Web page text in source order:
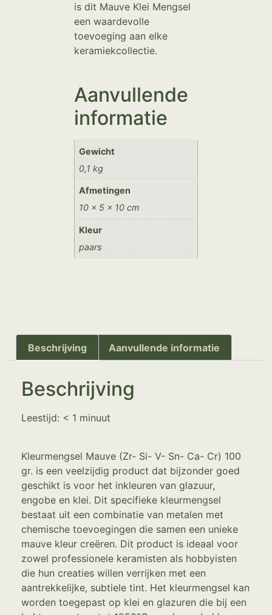
is dit Mauve Klei Mengsel
een waardevolle
toevoeging aan elke
keramiekcollectie.
Aanvullende
informatie
Gewicht
0,1 kg
Afmetingen
10 × 5 × 10 cm
Kleur
paars
Beschrijving Aanvullende informatie
Beschrijving
Leestijd: < 1 minuut
Kleurmengsel Mauve (Zr- Si- V- Sn- Ca- Cr) 100
gr. is een veelzijdig product dat bijzonder goed
geschikt is voor het inkleuren van glazuur,
engobe en klei. Dit specifieke kleurmengsel
bestaat uit een combinatie van metalen met
chemische toevoegingen die samen een unieke
mauve kleur creëren. Dit product is ideaal voor
zowel professionele keramisten als hobbyisten
die hun creaties willen verrijken met een
aantrekkelijke, subtiele tint. Het kleurmengsel kan
worden toegepast op klei en glazuren die bij een